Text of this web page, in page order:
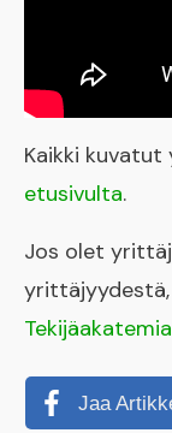
Kaikki
etusivulta.
Jos olet
Jaa